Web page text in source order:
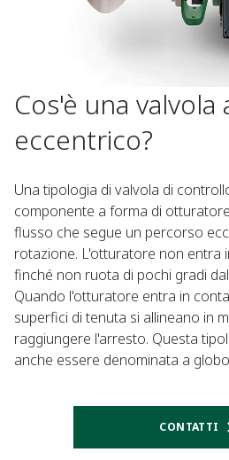
Cos'è una
eccentrico?
Una tipologia di valvola di
componente a forma di
flusso che segue un percorso
rotazione. L'otturatore non entra
finché non ruota di pochi gradi
Quando l'otturatore entra in
superfici di tenuta si allineano in
raggiungere l'arresto. Questa
anche essere denominata a
CONTATTI